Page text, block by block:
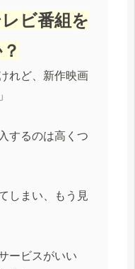
ビ番組を
れど、新作映画
するのは高くつ
しまい、もう見
ービスがいい